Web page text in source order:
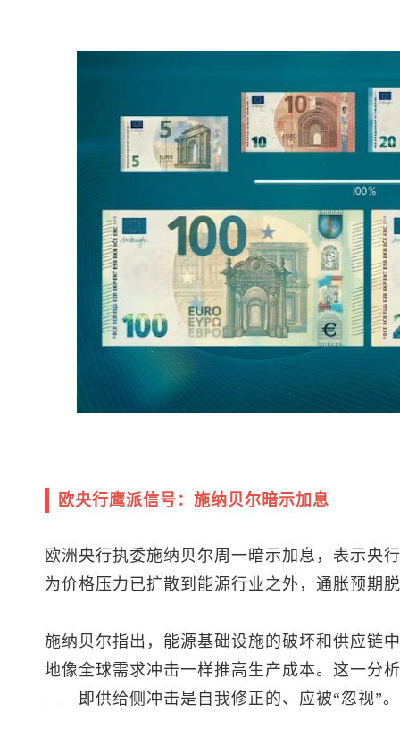
欧央行鹰派信号：施纳贝尔暗示加息
欧洲央行执委施纳贝尔周一暗示加息，表示央
为价格压力已扩散到能源行业之外，通胀预期
施纳贝尔指出，能源基础设施的破坏和供应链
地像全球需求冲击一样推高生产成本。这一分
——即供给侧冲击是自我修正的、应被“忽视”。